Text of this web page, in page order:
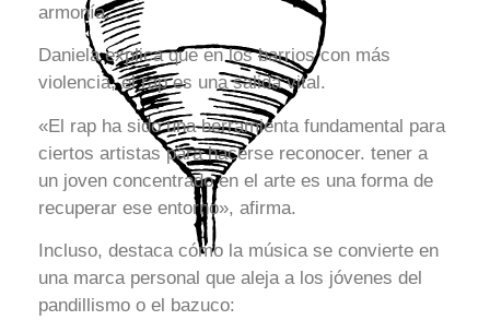
armonía.
Daniela explica que en los barrios con más
violencia, el rap es una salida vital.
«El rap ha sido una herramienta fundamental para
ciertos artistas para hacerse reconocer. tener a
un joven concentrado en el arte es una forma de
recuperar ese entorno», afirma.
Incluso, destaca cómo la música se convierte en
una marca personal que aleja a los jóvenes del
pandillismo o el bazuco: